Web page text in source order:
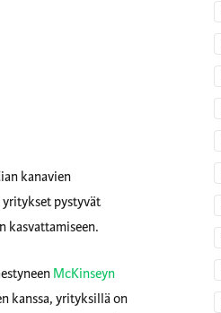
kanavien
yritykset pystyvät
kasvattamiseen.
McKinseyn
kanssa, yrityksillä on